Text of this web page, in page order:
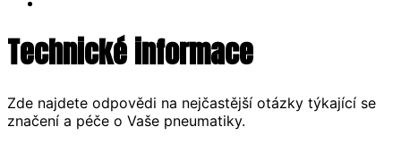
Technické informace
Zde najdete odpovědi na nejčastější otázky týkající se
značení a péče o Vaše pneumatiky.